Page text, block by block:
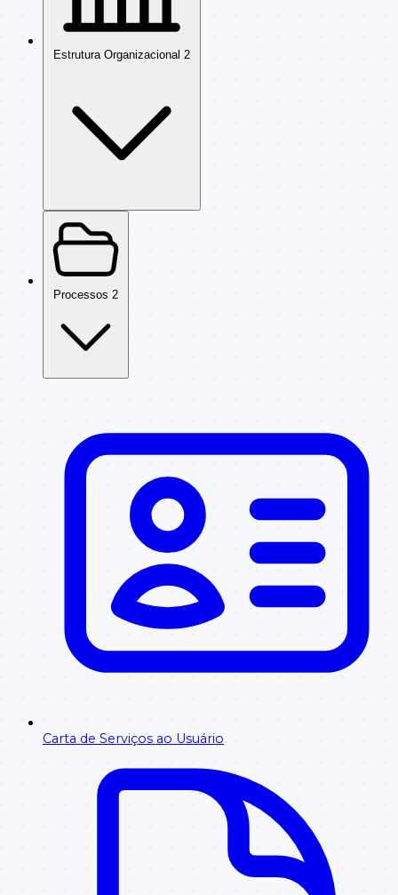
Estrutura Organizacional 2
Processos 2
Carta de Serviços ao Usuário